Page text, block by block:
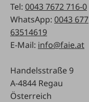
Tel: 0043 7672 716-0
WhatsApp: 0043 677
63514619
E-Mail: info@faie.at
Handelsstraße 9
A-4844 Regau
Österreich